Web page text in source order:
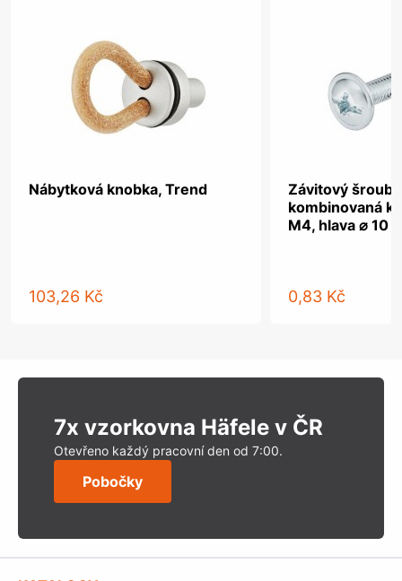
Nábytková knobka, Trend
103,26 Kč
Závitový šroub,
kombinovaná
M4, hlava ⌀ 10
0,83 Kč
7x vzorkovna Häfele v ČR
Otevřeno každý pracovní den od 7:00.
Pobočky